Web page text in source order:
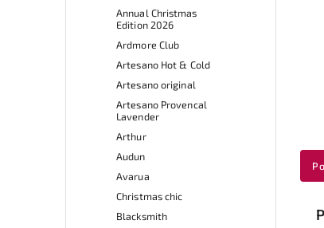
Annual Christmas
Edition 2026
Ardmore Club
Artesano Hot & Cold
Artesano original
Artesano Provencal
Lavender
Arthur
Audun
Avarua
Christmas chic
Blacksmith